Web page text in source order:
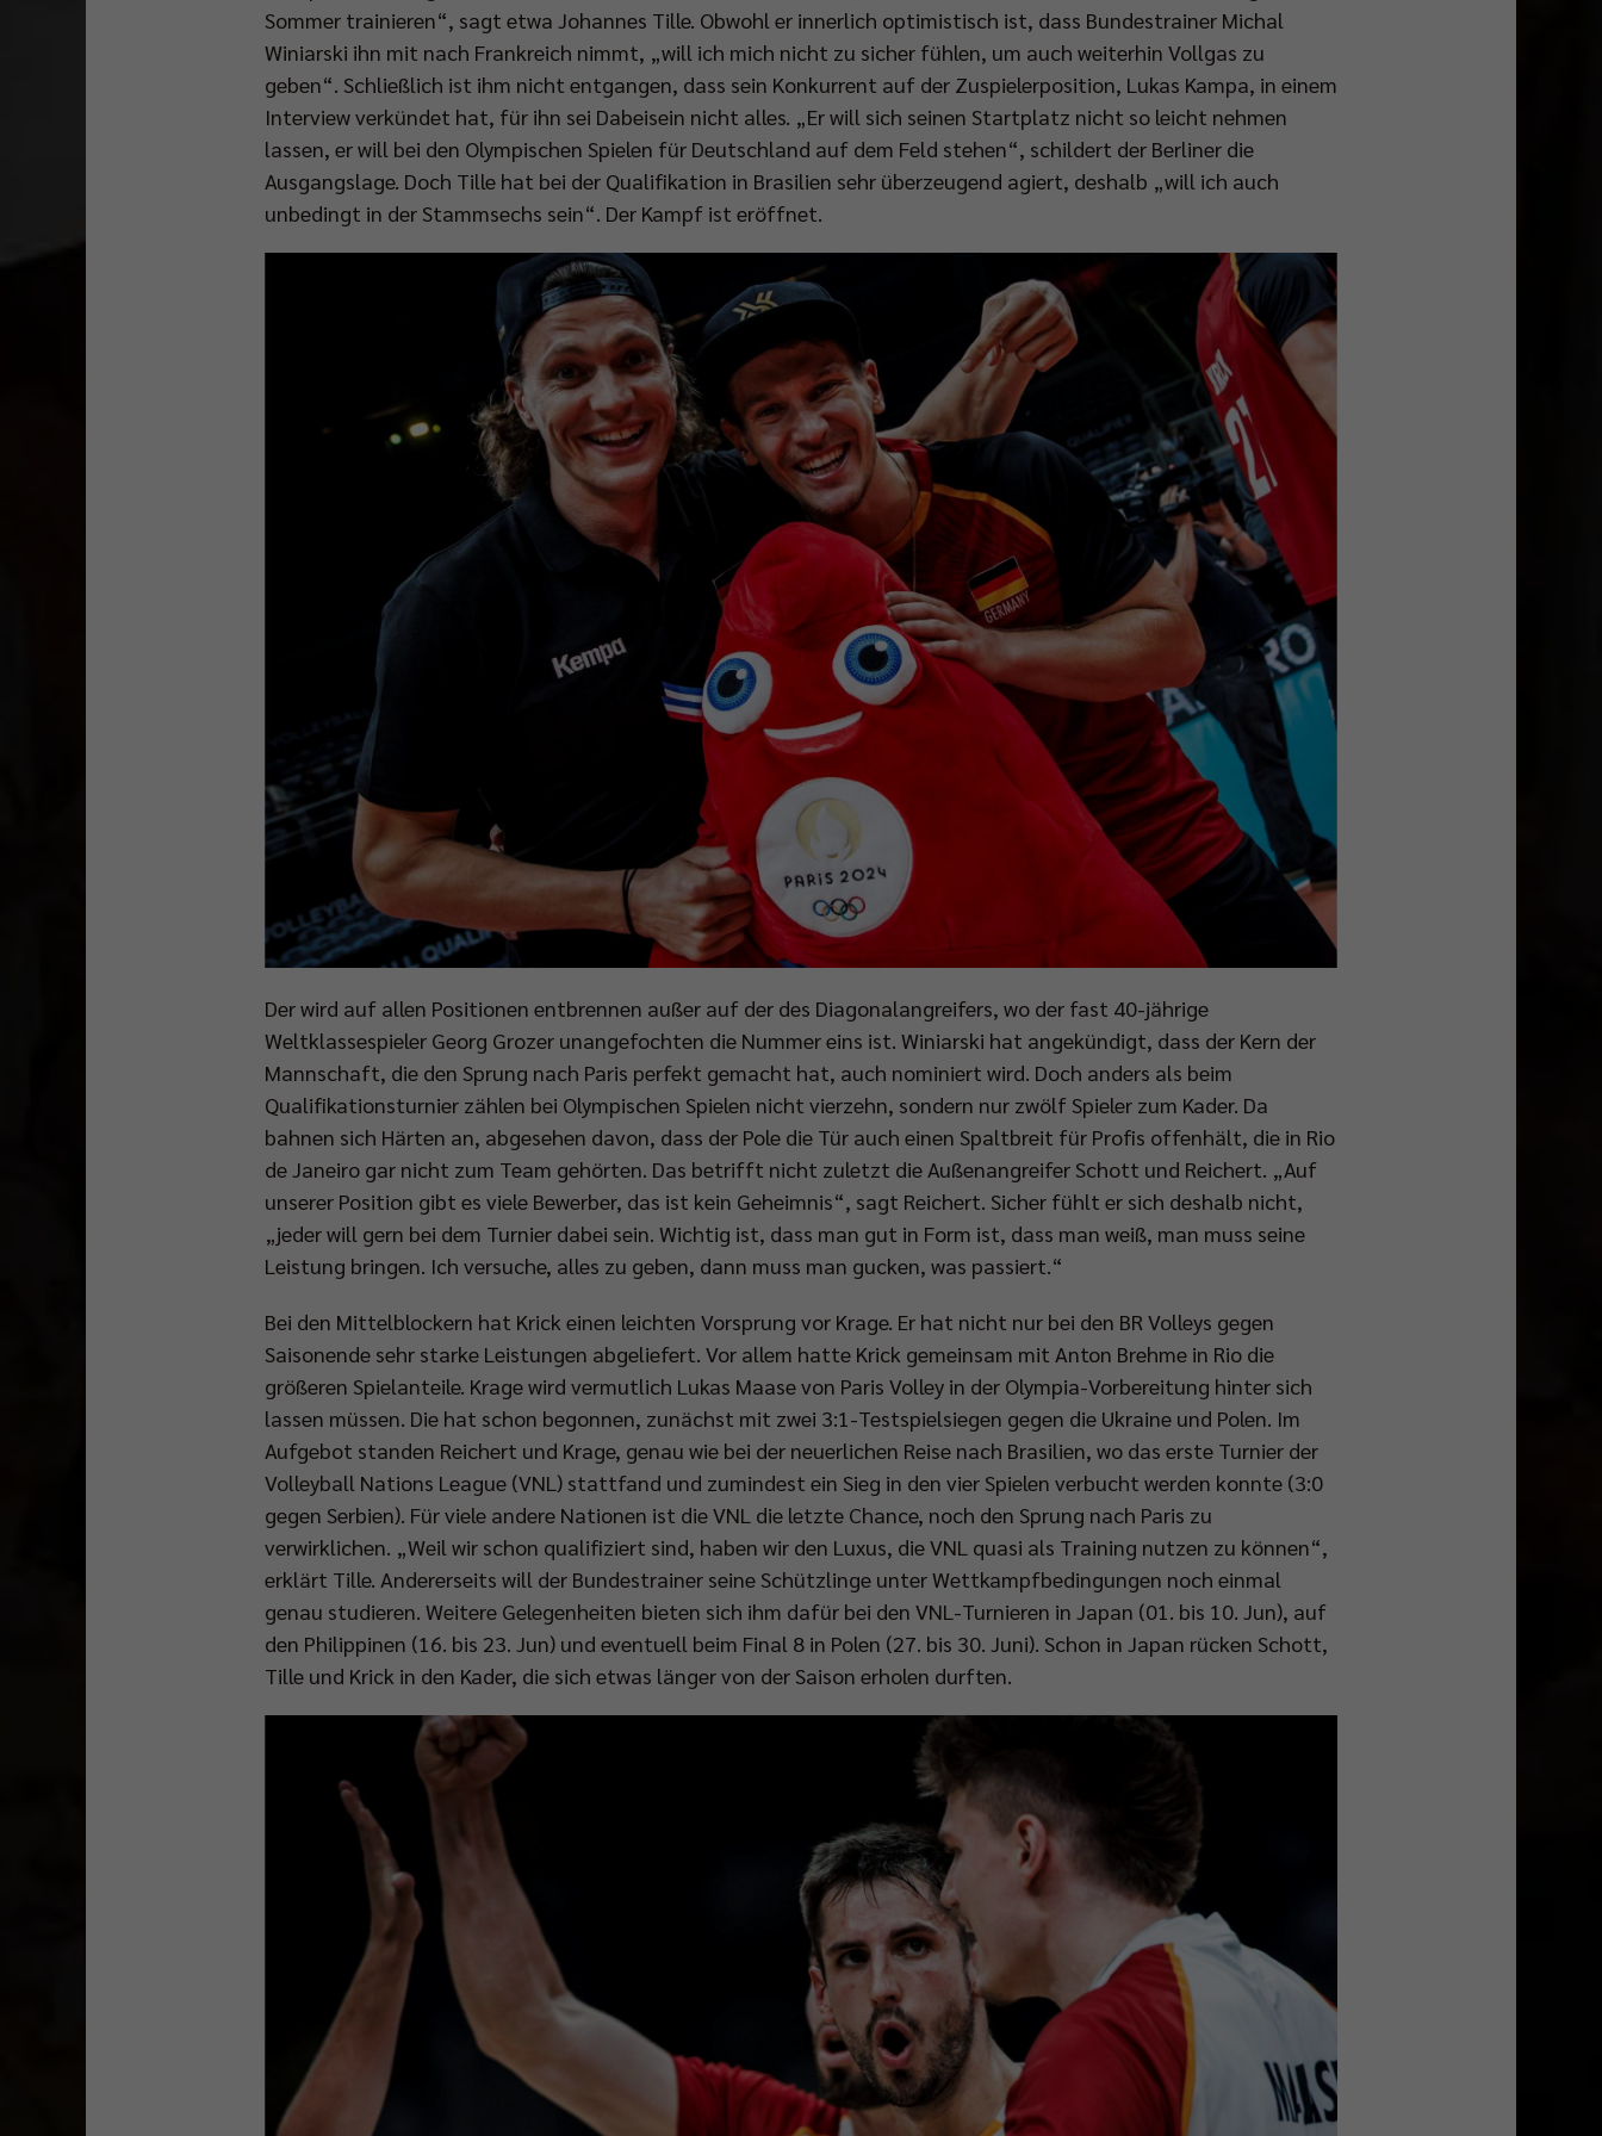
Sommer trainieren“, sagt etwa Johannes Tille. Obwohl er innerlich optimistisch ist, dass Bundestrainer Michal
Winiarski ihn mit nach Frankreich nimmt, „will ich mich nicht zu sicher fühlen, um auch weiterhin Vollgas zu
geben“. Schließlich ist ihm nicht entgangen, dass sein Konkurrent auf der Zuspielerposition, Lukas Kampa, in einem
Interview verkündet hat, für ihn sei Dabeisein nicht alles. „Er will sich seinen Startplatz nicht so leicht nehmen
lassen, er will bei den Olympischen Spielen für Deutschland auf dem Feld stehen“, schildert der Berliner die
Ausgangslage. Doch Tille hat bei der Qualifikation in Brasilien sehr überzeugend agiert, deshalb „will ich auch
unbedingt in der Stammsechs sein“. Der Kampf ist eröffnet.
Der wird auf allen Positionen entbrennen außer auf der des Diagonalangreifers, wo der fast 40-jährige
Weltklassespieler Georg Grozer unangefochten die Nummer eins ist. Winiarski hat angekündigt, dass der Kern der
Mannschaft, die den Sprung nach Paris perfekt gemacht hat, auch nominiert wird. Doch anders als beim
Qualifikationsturnier zählen bei Olympischen Spielen nicht vierzehn, sondern nur zwölf Spieler zum Kader. Da
bahnen sich Härten an, abgesehen davon, dass der Pole die Tür auch einen Spaltbreit für Profis offenhält, die in Rio
de Janeiro gar nicht zum Team gehörten. Das betrifft nicht zuletzt die Außenangreifer Schott und Reichert. „Auf
unserer Position gibt es viele Bewerber, das ist kein Geheimnis“, sagt Reichert. Sicher fühlt er sich deshalb nicht,
„jeder will gern bei dem Turnier dabei sein. Wichtig ist, dass man gut in Form ist, dass man weiß, man muss seine
Leistung bringen. Ich versuche, alles zu geben, dann muss man gucken, was passiert.“
Bei den Mittelblockern hat Krick einen leichten Vorsprung vor Krage. Er hat nicht nur bei den BR Volleys gegen
Saisonende sehr starke Leistungen abgeliefert. Vor allem hatte Krick gemeinsam mit Anton Brehme in Rio die
größeren Spielanteile. Krage wird vermutlich Lukas Maase von Paris Volley in der Olympia-Vorbereitung hinter sich
lassen müssen. Die hat schon begonnen, zunächst mit zwei 3:1-Testspielsiegen gegen die Ukraine und Polen. Im
Aufgebot standen Reichert und Krage, genau wie bei der neuerlichen Reise nach Brasilien, wo das erste Turnier der
Volleyball Nations League (VNL) stattfand und zumindest ein Sieg in den vier Spielen verbucht werden konnte (3:0
gegen Serbien). Für viele andere Nationen ist die VNL die letzte Chance, noch den Sprung nach Paris zu
verwirklichen. „Weil wir schon qualifiziert sind, haben wir den Luxus, die VNL quasi als Training nutzen zu können“,
erklärt Tille. Andererseits will der Bundestrainer seine Schützlinge unter Wettkampfbedingungen noch einmal
genau studieren. Weitere Gelegenheiten bieten sich ihm dafür bei den VNL-Turnieren in Japan (01. bis 10. Jun), auf
den Philippinen (16. bis 23. Jun) und eventuell beim Final 8 in Polen (27. bis 30. Juni). Schon in Japan rücken Schott,
Tille und Krick in den Kader, die sich etwas länger von der Saison erholen durften.